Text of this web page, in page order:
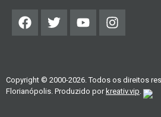
Copyright © 2000-2026. Todos os direitos
Florianópolis. Produzido porkreativ.vip